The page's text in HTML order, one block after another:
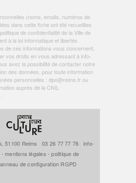
(noms, emails, numéros de
dans cette fiche ont été recueillies
deconfidentialité de la Ville de
à la loi informatique et libertés
de ces informations vous concernent,
vos droits en vous adressant à info-
avez la possibilité de contacter notre
des données, pour toute information
personnelles : dpo@reims.frou
auprès de la CNIL
51100 Reims03 26 77 77 76
info-
-mentions légales -politique de
de configuration RGPD